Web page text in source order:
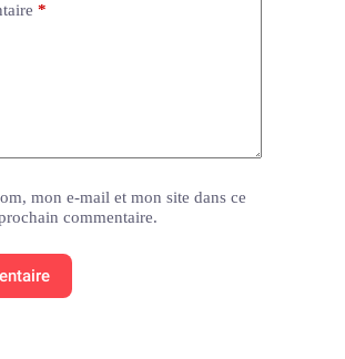
*
mon e-mail et mon site dans ce
commentaire.